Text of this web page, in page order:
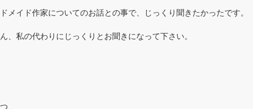
メイド作家についてのお話との事で、じっくり聞きたかったです。
、私の代わりにじっくりとお聞きになって下さい。
、